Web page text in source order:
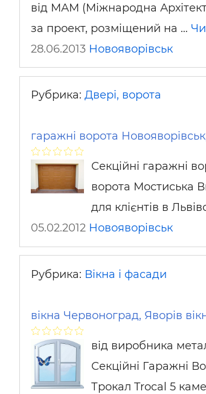
від МАМ (Міжнародна
за проект, розміщений на …
28.06.2013 Новояворівськ
Рубрика: Двері, ворота
гаражні ворота
Секційні гаражні
ворота Мостиська
для клієнтів в
05.02.2012 Новояворівськ
Рубрика: Вікна і фасади
вікна Червоноград, Яворів
від виробника
Секційні Гаражні
Трокал Trocal 5